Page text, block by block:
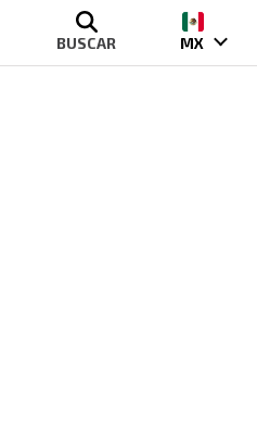
BUSCAR MX